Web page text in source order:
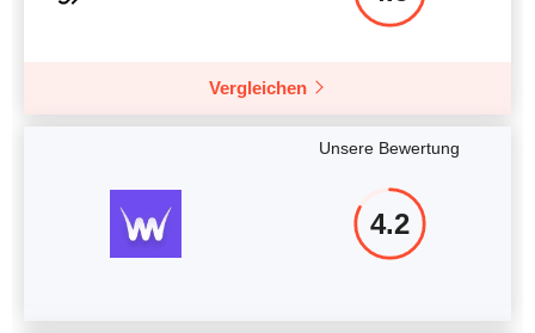
Vergleichen
Unsere Bewertung
4.2